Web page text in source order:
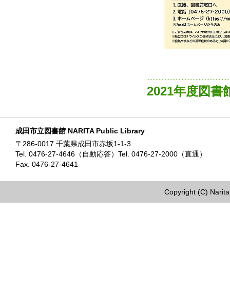
2021年度図書
成田市立図書館 NARITA Public Library
〒286-0017 千葉県成田市赤坂1-1-3
Tel. 0476-27-4646（自動応答）Tel. 0476-27-2000（直通）
Fax. 0476-27-4641
Copyright (C)